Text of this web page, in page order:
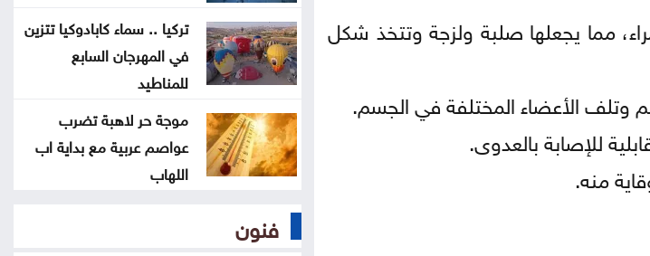
مما يجعلها صلبة ولزجة وتتخذ شكل
وتلف الأعضاء المختلفة في الجسم.
للإصابة بالعدوى.
منه.
الرئيس الإيراني: صعوبة التواصل مع
المرشد مجتبى خامنئي
لجنة "4+4" الليبية تتوصل لاتفاق
بشأن تعيين رئيس مفوضية الانتخابات
لجنة أوضاع اللاعبين تصدر قرارات بحق
تركيا .. سماء كابادوكيا تتزين
في المهرجان السابع
للمناطيد
موجة حر لاهبة تضرب
عواصم عربية مع بداية اب
اللهاب
فنون